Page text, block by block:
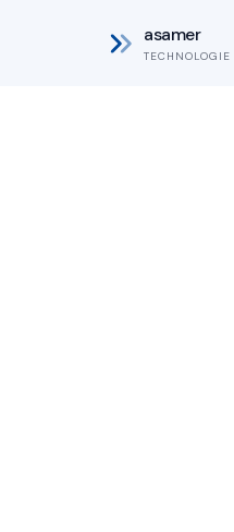
asamer
TECHNOLOGIE